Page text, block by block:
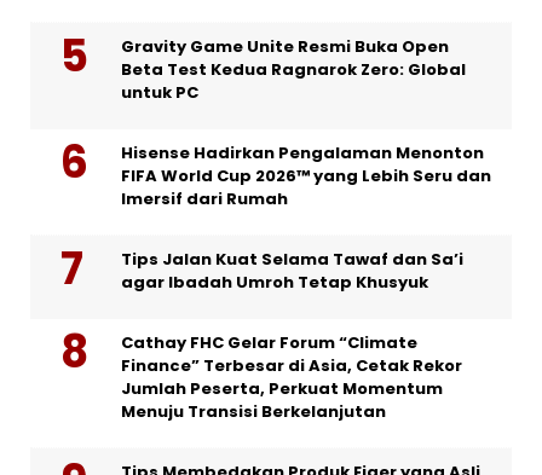
Gravity Game Unite Resmi Buka Open
Beta Test Kedua Ragnarok Zero: Global
untuk PC
Hisense Hadirkan Pengalaman Menonton
FIFA World Cup 2026™ yang Lebih Seru dan
Imersif dari Rumah
Tips Jalan Kuat Selama Tawaf dan Sa’i
agar Ibadah Umroh Tetap Khusyuk
Cathay FHC Gelar Forum “Climate
Finance” Terbesar di Asia, Cetak Rekor
Jumlah Peserta, Perkuat Momentum
Menuju Transisi Berkelanjutan